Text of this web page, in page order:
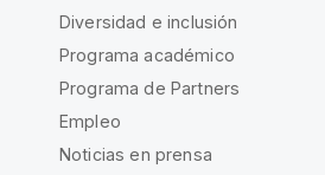
Diversidad e inclusión
Programa académico
Programa de Partners
Empleo
Noticias en prensa